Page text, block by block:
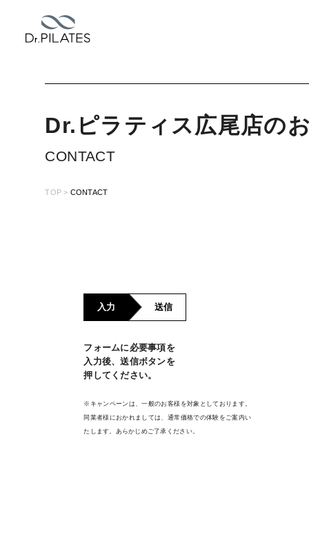
Dr.ピラティス広尾店の
CONTACT
TOP CONTACT
入力 送信
フォームに必要事項を
入力後、送信ボタンを
押してください。
※キャンペーンは、一般のお客様を対象としております。
同業者様におかれましては、通常価格での体験をご案内い
たします。あらかじめご了承ください。